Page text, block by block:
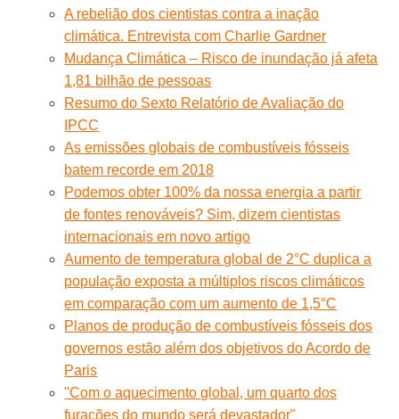
A rebelião dos cientistas contra a inação
climática. Entrevista com Charlie Gardner
Mudança Climática – Risco de inundação já afeta
1,81 bilhão de pessoas
Resumo do Sexto Relatório de Avaliação do
IPCC
As emissões globais de combustíveis fósseis
batem recorde em 2018
Podemos obter 100% da nossa energia a partir
de fontes renováveis? Sim, dizem cientistas
internacionais em novo artigo
Aumento de temperatura global de 2°C duplica a
população exposta a múltiplos riscos climáticos
em comparação com um aumento de 1,5°C
Planos de produção de combustíveis fósseis dos
governos estão além dos objetivos do Acordo de
Paris
"Com o aquecimento global, um quarto dos
furacões do mundo será devastador"